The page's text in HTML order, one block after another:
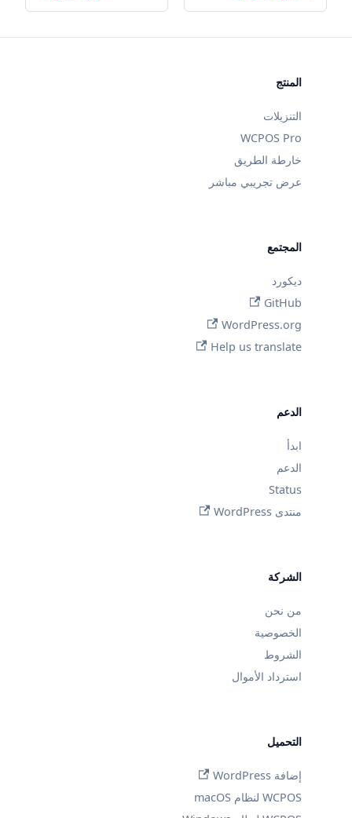
المنتج
التنزيلات
WCPOS Pro
خارطة الطريق
عرض تجريبي مباشر
المجتمع
ديكورد
GitHub
WordPress.org
Help us translate
الدعم
ابدأ
الدعم
Status
منتدى WordPress
الشركة
من نحن
الخصوصية
الشروط
استرداد الأموال
التحميل
إضافة WordPress
WCPOS لنظام macOS